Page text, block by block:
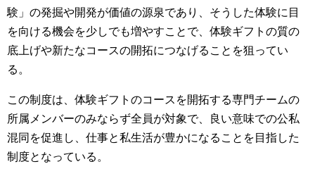
験」の発掘や開発が価値の源泉であり、そうした体験に目
を向ける機会を少しでも増やすことで、体験ギフトの質の
底上げや新たなコースの開拓につなげることを狙ってい
る。
この制度は、体験ギフトのコースを開拓する専門チームの
所属メンバーのみならず全員が対象で、良い意味での公私
混同を促進し、仕事と私生活が豊かになることを目指した
制度となっている。